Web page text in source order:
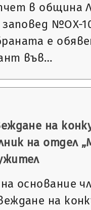
в община
№ОХ-
е
във…
на
на отдел
основание
на